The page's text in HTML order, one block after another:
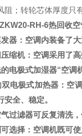
阻；转轮芯体厚度只
RH-6热回收空
器：空调内装备了
缩机：空调采用了
电极式加湿器“空调
电极式加热器：空
全、稳定。
过滤器可反复清洗，
选择：空调机既可